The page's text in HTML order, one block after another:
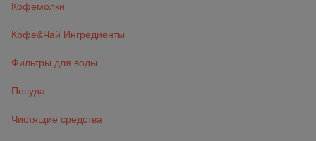
Кофемолки
Кофе&Чай Ингредиенты
Фильтры для воды
Посуда
Чистящие средства